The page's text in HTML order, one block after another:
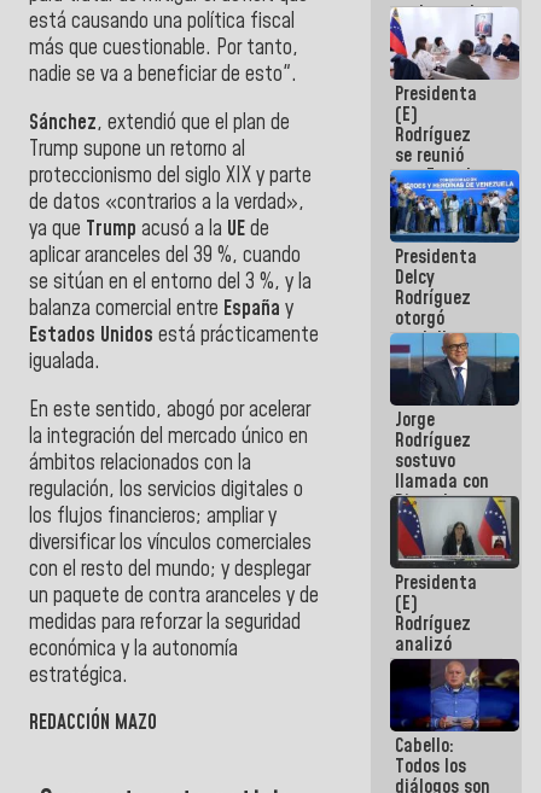
está causando una política fiscal
más que cuestionable. Por tanto,
nadie se va a beneficiar de esto".
Sánchez, extendió que el plan de
Trump supone un retorno al
proteccionismo del siglo XIX y parte
de datos «contrarios a la verdad»,
ya que Trump acusó a la UEde
aplicar aranceles del 39 %, cuando
se sitúan en el entorno del 3 %, y la
balanza comercial entre España y
Estados Unidos está prácticamente
igualada.
En este sentido, abogó por acelerar
la integración del mercado único en
ámbitos relacionados con la
regulación, los servicios digitales o
los flujos financieros; ampliar y
diversificar los vínculos comerciales
con el resto del mundo; y desplegar
un paquete de contra aranceles y de
medidas para reforzar la seguridad
económica y la autonomía
estratégica.
REDACCIÓN MAZO
trabajos de
mantenimiento
e inspección
en la Línea 2
Presidenta
(E)
Rodríguez
se reunió
con Estado
Mayor
Eléctrico
para
abordar
planes de
acción
Presidenta
Delcy
Rodríguez
otorgó
medalla
"Héroe de
Venezuela"
a servidores
públicos
Jorge
Rodríguez
sostuvo
llamada con
Dinorah
Figuera y
acuerdan
primer
encuentro
presencial
para el
diálogo
Presidenta
(E)
Rodríguez
analizó
junto a
gobernadores
planes de
recuperación
del Sistema
Eléctrico
Cabello:
Todos los
diálogos son